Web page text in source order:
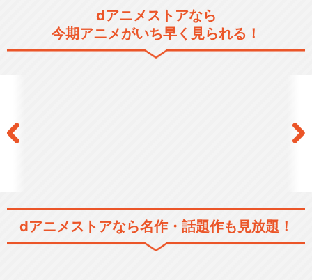
閉じる
dアニメストアなら
今期アニメがいち早く見られる！
dアニメストアなら名作・話題作も見放題！